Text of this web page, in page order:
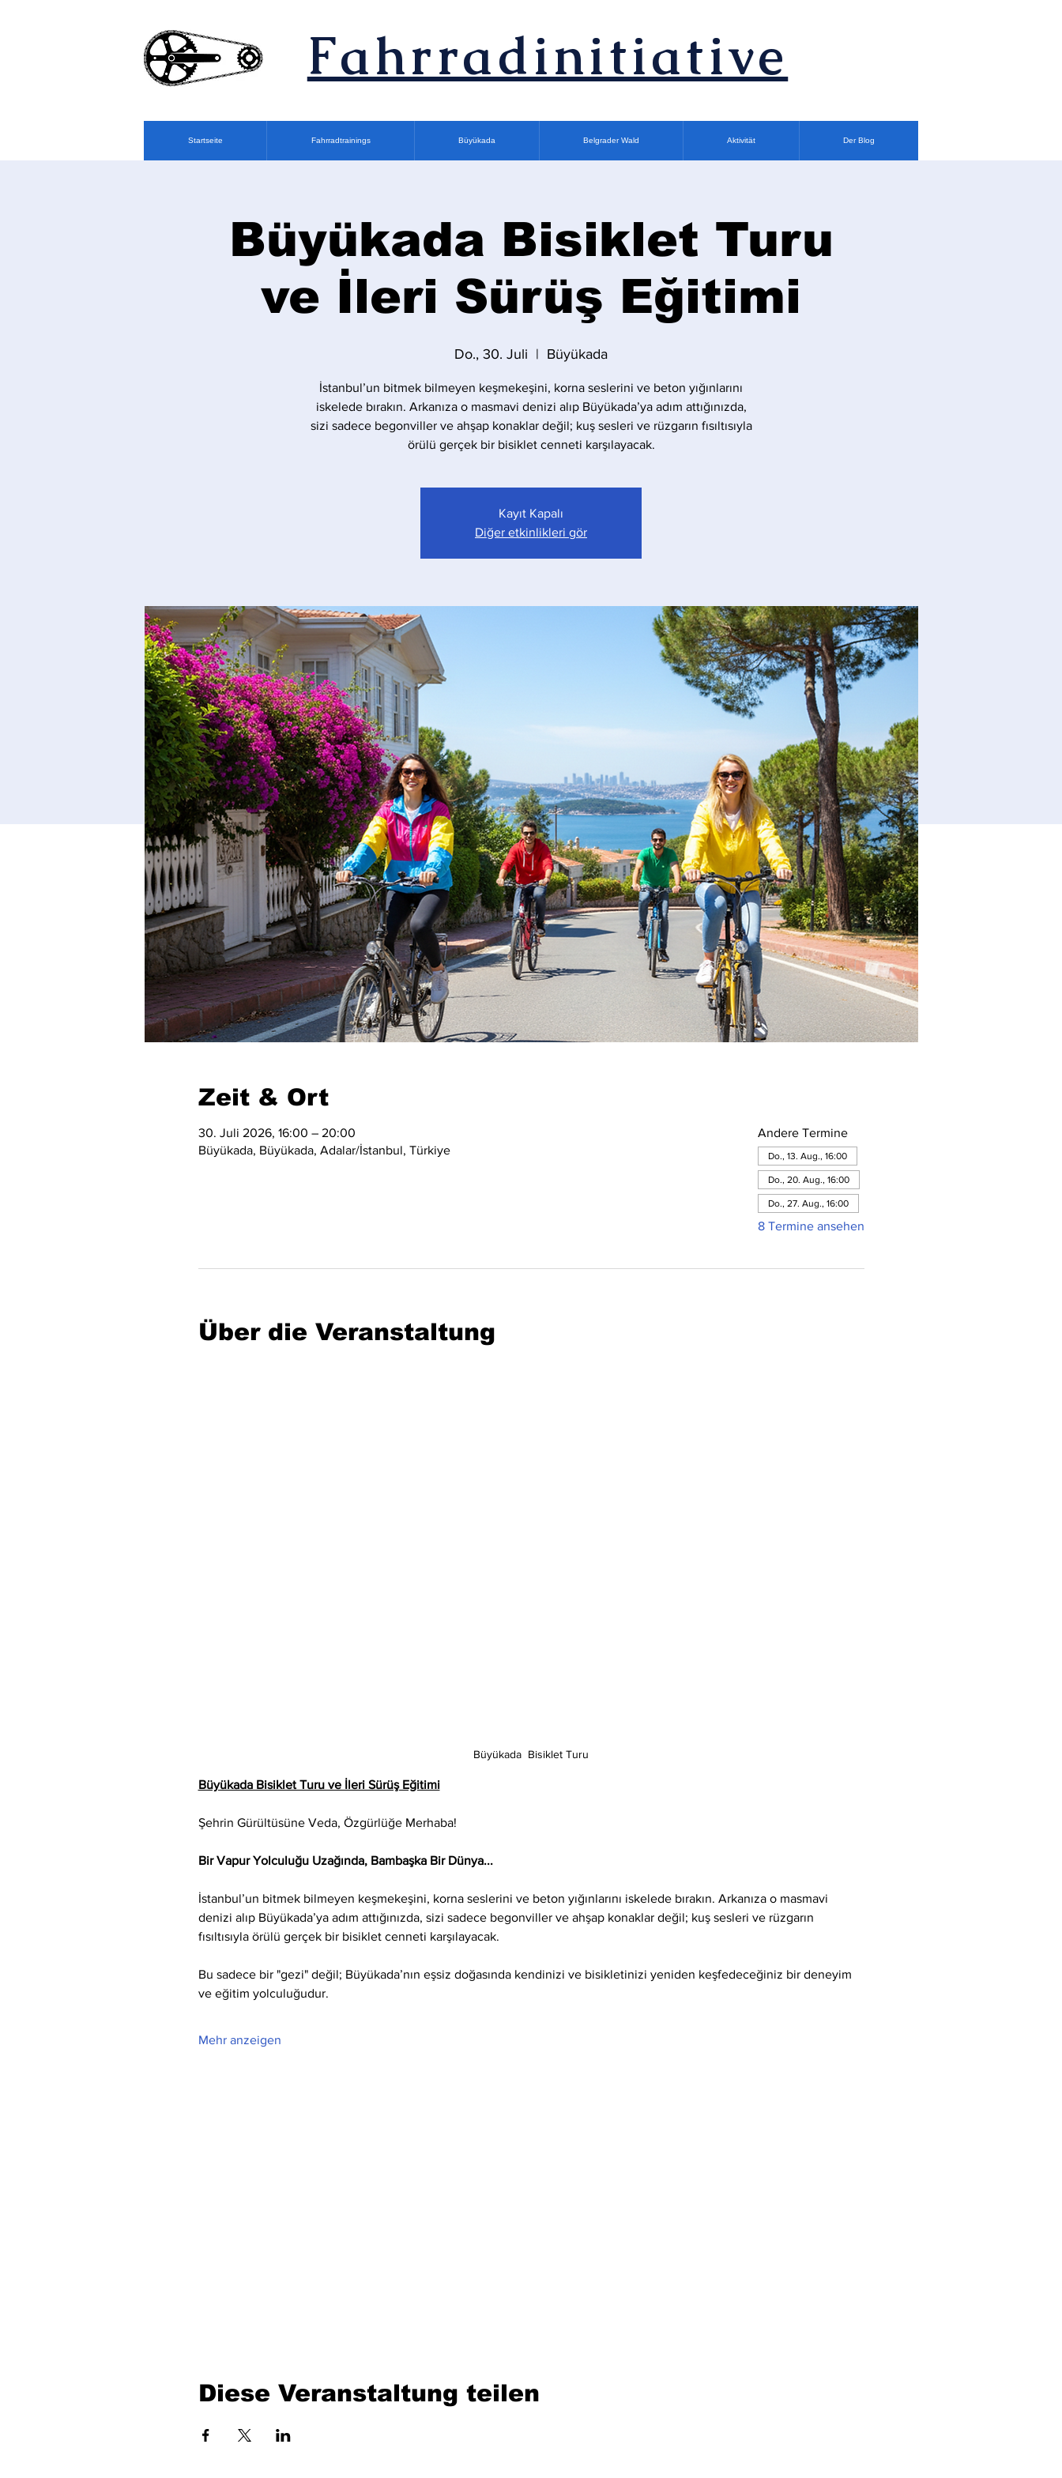
Fahrradinitiative
Startseite Fahrradtrainings Büyükada Belgrader Wald Aktivität Der Blog
Büyükada Bisiklet Turu
ve İleri Sürüş Eğitimi
Do., 30. Juli
  |
Büyükada
İstanbul’un bitmek bilmeyen keşmekeşini, korna seslerini ve beton yığınlarını
iskelede bırakın. Arkanıza o masmavi denizi alıp Büyükada’ya adım attığınızda,
sizi sadece begonviller ve ahşap konaklar değil; kuş sesleri ve rüzgarın fısıltısıyla
örülü gerçek bir bisiklet cenneti karşılayacak.
Kayıt Kapalı
Diğer etkinlikleri gör
Zeit & Ort
30. Juli 2026, 16:00 – 20:00
Büyükada, Büyükada, Adalar/İstanbul, Türkiye
Andere Termine
Do., 13. Aug., 16:00
Do., 20. Aug., 16:00
Do., 27. Aug., 16:00
8 Termine ansehen
Über die Veranstaltung
Büyükada  Bisiklet Turu
Büyükada Bisiklet Turu ve İleri Sürüş Eğitimi
Şehrin Gürültüsüne Veda, Özgürlüğe Merhaba!
Bir Vapur Yolculuğu Uzağında, Bambaşka Bir Dünya...
İstanbul’un bitmek bilmeyen keşmekeşini, korna seslerini ve beton yığınlarını iskelede bırakın. Arkanıza o masmavi
denizi alıp Büyükada’ya adım attığınızda, sizi sadece begonviller ve ahşap konaklar değil; kuş sesleri ve rüzgarın
fısıltısıyla örülü gerçek bir bisiklet cenneti karşılayacak.
Bu sadece bir "gezi" değil; Büyükada’nın eşsiz doğasında kendinizi ve bisikletinizi yeniden keşfedeceğiniz bir deneyim
ve eğitim yolculuğudur.
Mehr anzeigen
Diese Veranstaltung teilen